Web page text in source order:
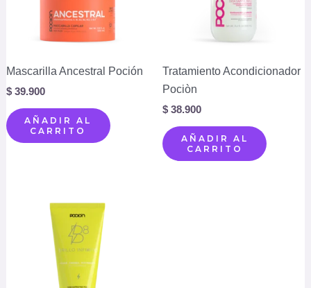
Mascarilla Ancestral Poción
$39.900
AÑADIR AL
CARRITO
Tratamiento Acondicionador
Pociòn
$ 38.900
AÑADIR AL
CARRITO